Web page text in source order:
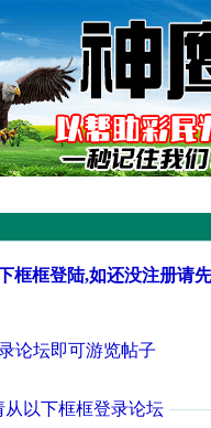
框框登陆,如还没注册请
论坛即可游览帖子
从以下框框登录论坛